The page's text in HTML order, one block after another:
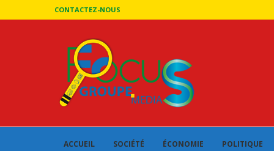
CONTACTEZ-NOUS
ACCUEIL SOCIÉTÉ ÉCONOMIE POLITIQUE